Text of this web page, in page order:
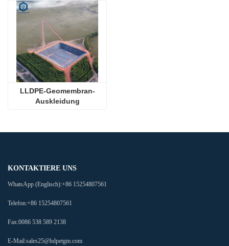
LLDPE-Geomembran-
Auskleidung
KONTAKTIERE UNS
WhatsApp (Englisch):+86 15254807561
Telefon:+86 15254807561
Fax:0086 538 589 2138
E-Mail:sales25@hdpetgm.com